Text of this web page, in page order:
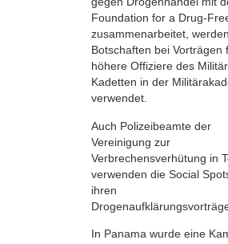
Foundation for a Drug-
zusammenarbeitet,
Botschaften bei Vorträgen
höhere Offiziere des
Kadetten in der
verwendet.
Auch Polizeibeamte der
Vereinigung zur
Verbrechensverhütung in
verwenden die Social
ihren
In Panama wurde eine